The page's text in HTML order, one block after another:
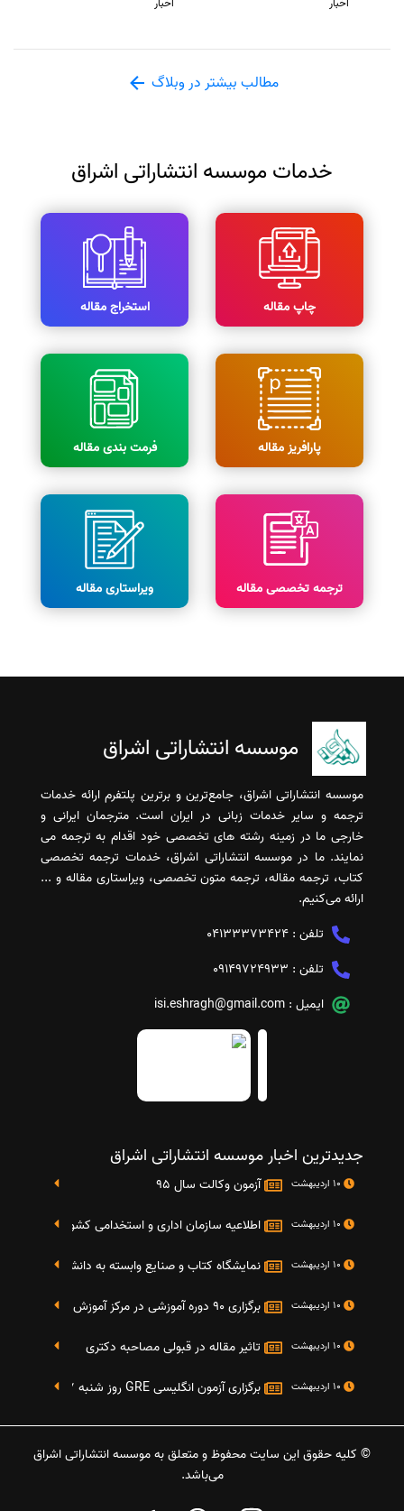
مطالب بیشتر در وبلاگ
خدمات موسسه انتشاراتی اشراق
چاپ مقاله استخراج مقاله
پارافریز مقاله فرمت بندی مقاله
ترجمه تخصصی مقاله ویراستاری مقاله
موسسه انتشاراتی اشراق
موسسه انتشاراتی اشراق، جامع‌ترین و برترین پلتفرم ارائه خدمات
ترجمه و سایر خدمات زبانی در ایران است. مترجمان ایرانی و
خارجی ما در زمینه رشته های تخصصی خود اقدام به ترجمه می
نمایند. ما در موسسه انتشاراتی اشراق، خدمات ترجمه تخصصی
کتاب، ترجمه مقاله، ترجمه متون تخصصی، ویراستاری مقاله و ...
ارائه می‌کنیم.
تلفن : 04133373424
تلفن : 09149724933
ایمیل : isi.eshragh@gmail.com
جدیدترین اخبار موسسه انتشاراتی اشراق
آزمون وکالت سال 95
اطلاعیه سازمان اداری و استخدامی کشور در خصوص
نمایشگاه کتاب و صنایع وابسته به دانشگاه صنعتی شریف 4 الی 8 مهر
برگزاری 90 دوره آموزشی در مرکز آموزش فرهنگی دانشگاه علامه
تاثیر مقاله در قبولی مصاحبه دکتری
برگزاری آزمون انگلیسی GRE روز شنبه 27 شهریور(مقارن با 17 سپتامبر 2016)
© کلیه حقوق این سایت محفوظ و متعلق به موسسه انتشاراتی اشراق
می‌باشد.